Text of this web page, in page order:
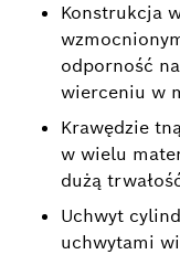
Konstrukcja
odporność
wierceniu w
Krawędzie
w wielu
dużą
Uchwyt
uchwytami